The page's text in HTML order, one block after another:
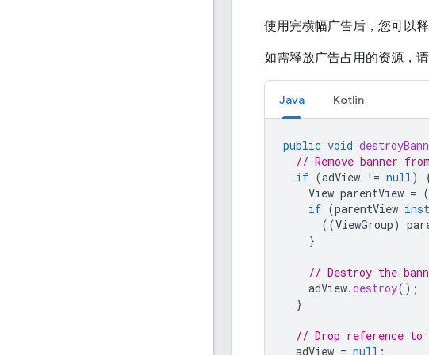
使用完横幅广告后，您可以
如需释放广告占用的资源，
Java Kotlin
public void
// Remove banner
if (adView != null)
View parentView = (
if (parentView
((ViewGroup)
}
// Destroy the
adView.destroy();
}
// Drop reference to
adView = null ;